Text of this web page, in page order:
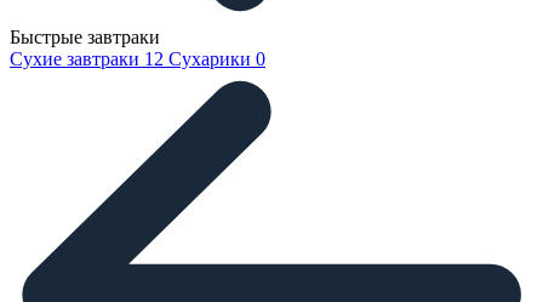
Быстрые завтраки
Сухие завтраки 12 Сухарики 0